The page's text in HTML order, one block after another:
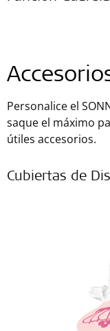
Personalice el
saque el máximo
útiles accesorios.
Cubiertas de